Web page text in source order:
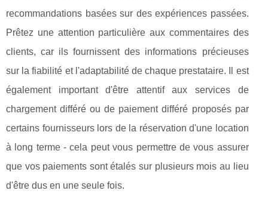
recommandations basées sur des expériences passées.
Prêtez une attention particulière aux commentaires des
clients, car ils fournissent des informations précieuses
sur la fiabilité et l'adaptabilité de chaque prestataire. Il est
également important d'être attentif aux services de
chargement différé ou de paiement différé proposés par
certains fournisseurs lors de la réservation d'une location
à long terme - cela peut vous permettre de vous assurer
que vos paiements sont étalés sur plusieurs mois au lieu
d'être dus en une seule fois.